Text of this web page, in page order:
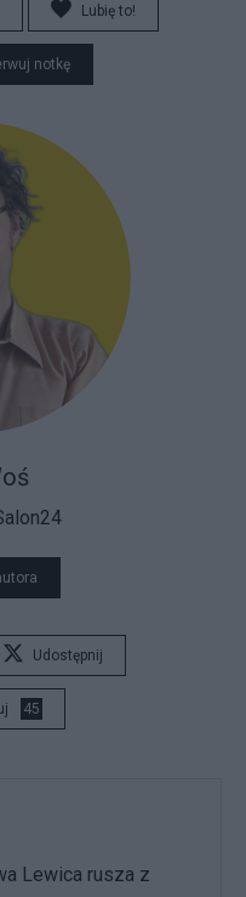
Lubię to!
notkę
Udostępnij
45
Lewica rusza z